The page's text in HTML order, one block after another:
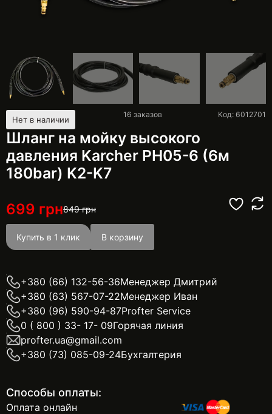
Нет в наличии
Шланг на мойку высокого
давления Karcher PH05-6 (6м
180bar) K2-K7
Код: 6012701
16 заказов
699 грн849грн
Купить в 1 клик В корзину
+380 (66) 132-56-36Менеджер Дмитрий
+380 (63) 567-07-22Менеджер Иван
+380 (96) 590-94-87Profter Service
0 ( 800 ) 33- 17- 09Горячая линия
profter.ua@gmail.com
+380 (73) 085-09-24Бухгалтерия
Способы оплаты:
Оплата онлайн